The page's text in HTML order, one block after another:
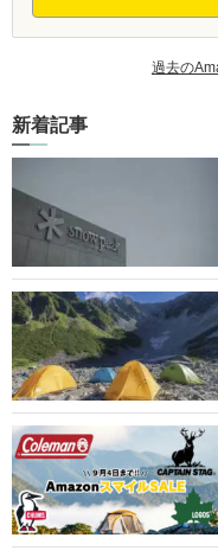
過去の
新着記事